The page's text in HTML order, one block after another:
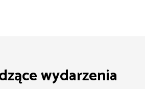
wydarzenia